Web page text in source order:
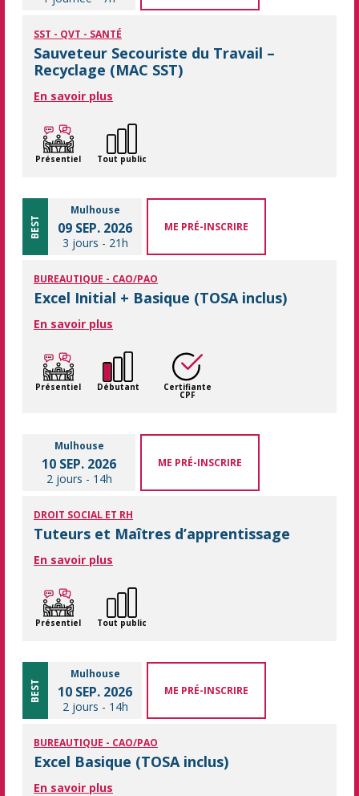
SST - QVT - SANTÉ
Sauveteur Secouriste du Travail –
Recyclage (MAC SST)
En savoir plus
Présentiel Tout public
BEST
Mulhouse
09 SEP. 2026
3 jours - 21h
ME PRÉ-INSCRIRE
BUREAUTIQUE - CAO/PAO
Excel Initial + Basique (TOSA inclus)
En savoir plus
Présentiel Débutant Certifiante
CPF
Mulhouse
10 SEP. 2026
2 jours - 14h
ME PRÉ-INSCRIRE
DROIT SOCIAL ET RH
Tuteurs et Maîtres d’apprentissage
En savoir plus
Présentiel Tout public
BEST
Mulhouse
10 SEP. 2026
2 jours - 14h
ME PRÉ-INSCRIRE
BUREAUTIQUE - CAO/PAO
Excel Basique (TOSA inclus)
En savoir plus